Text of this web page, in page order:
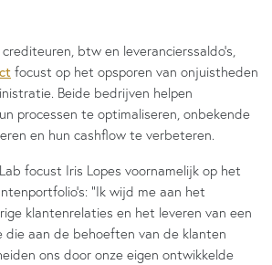
btw en leverancierssaldo’s,
focust op het opsporen van onjuistheden
Beide bedrijven helpen
processen te optimaliseren, onbekende
en hun cashflow te verbeteren.
focust Iris Lopes voornamelijk op het
“Ik wijd me aan het
klantenrelaties en het leveren van een
die aan de behoeften van de klanten
ons door onze eigen ontwikkelde